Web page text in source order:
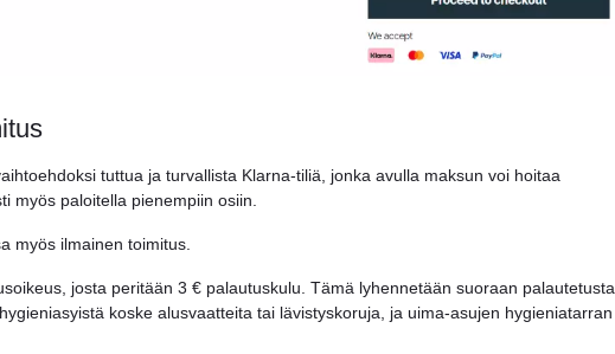
tuttua ja turvallista Klarna-tiliä, jonka avulla maksun voi hoitaa
myös paloitella pienempiin osiin.
myös ilmainen toimitus.
josta peritään 3 € palautuskulu. Tämä lyhennetään suoraan palautetusta
koske alusvaatteita tai lävistyskoruja, ja uima-asujen hygieniatarran